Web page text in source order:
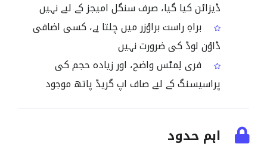
ڈیزائن کیا گیا، صرف سنگل امیجز کے لیے نہیں
براہِ راست براؤزر میں چلتا ہے، کسی اضافی
ڈاؤن لوڈ کی ضرورت نہیں
فری لِمٹس واضح، اور زیادہ حجم کی
پراسیسنگ کے لیے صاف اپ گریڈ پاتھ موجود
اہم حدود